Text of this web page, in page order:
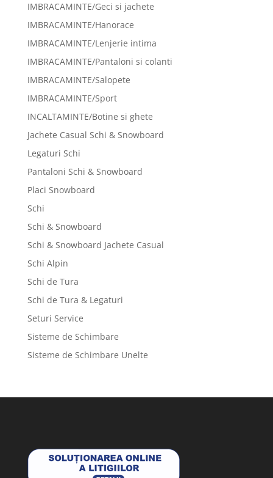
IMBRACAMINTE/Geci si jachete
IMBRACAMINTE/Hanorace
IMBRACAMINTE/Lenjerie intima
IMBRACAMINTE/Pantaloni si colanti
IMBRACAMINTE/Salopete
IMBRACAMINTE/Sport
INCALTAMINTE/Botine si ghete
Jachete Casual Schi & Snowboard
Legaturi Schi
Pantaloni Schi & Snowboard
Placi Snowboard
Schi
Schi & Snowboard
Schi & Snowboard Jachete Casual
Schi Alpin
Schi de Tura
Schi de Tura & Legaturi
Seturi Service
Sisteme de Schimbare
Sisteme de Schimbare Unelte